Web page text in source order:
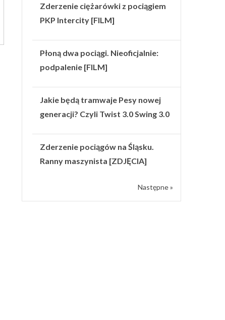
Zderzenie ciężarówki z pociągiem
PKP Intercity [FILM]
Płoną dwa pociągi. Nieoficjalnie:
podpalenie [FILM]
Jakie będą tramwaje Pesy nowej
generacji? Czyli Twist 3.0 Swing 3.0
Zderzenie pociągów na Śląsku.
Ranny maszynista [ZDJĘCIA]
Następne »